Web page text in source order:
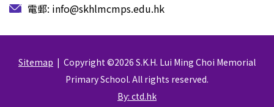
電郵: info@skhlmcmps.edu.hk
Sitemap | Copyright ©2026 S.K.H. Lui Ming Choi Memorial
Primary School. All rights reserved.
By: ctd.hk